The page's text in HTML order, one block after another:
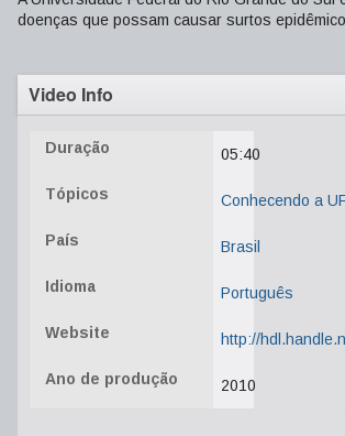
doenças que possam causar surtos
Video Info
Duração 05:40
Tópicos Conhecendo a
País Brasil
Idioma Português
Website http://
Ano de produção 2010